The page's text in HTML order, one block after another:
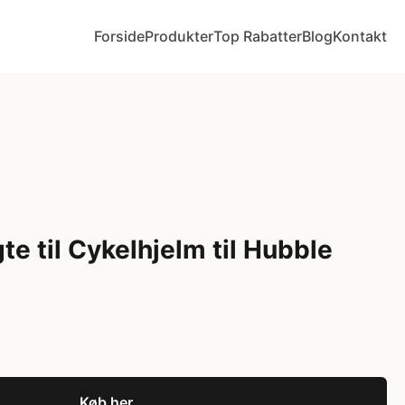
ForsideProdukterTop RabatterBlogKontakt
til Cykelhjelm til Hubble